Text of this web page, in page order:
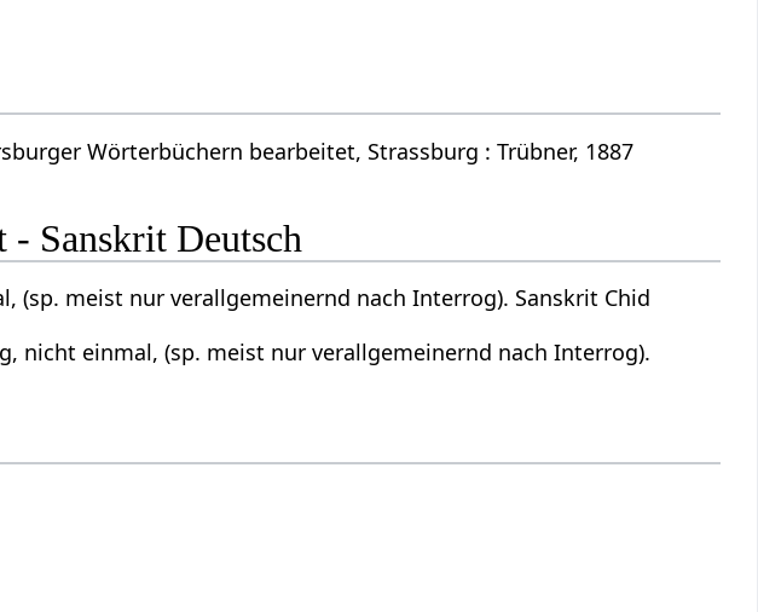
Wörterbüchern bearbeitet, Strassburg : Trübner, 1887
- Sanskrit Deutsch
(sp. meist nur verallgemeinernd nach Interrog). Sanskrit Chid
nicht einmal, (sp. meist nur verallgemeinernd nach Interrog).